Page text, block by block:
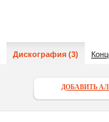
Дискография (3)
ДОБАВИТЬ